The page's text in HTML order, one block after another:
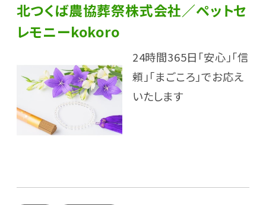
北つくば農協葬祭株式会社／ペットセ
レモニーkokoro
24時間365日「安心」「信
頼」「まごころ」でお応え
いたします